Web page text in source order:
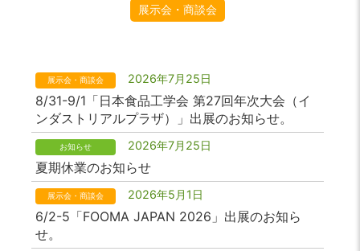
展示会・商談会
展示会・商談会 2026年7月25日
8/31-9/1「日本食品工学会 第27回年次大会（イ
ンダストリアルプラザ）」出展のお知らせ。
お知らせ 2026年7月25日
夏期休業のお知らせ
展示会・商談会 2026年5月1日
6/2-5「FOOMA JAPAN 2026」出展のお知ら
せ。